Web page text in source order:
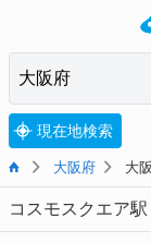
現在地検索
大阪府 大
コスモスクエア駅